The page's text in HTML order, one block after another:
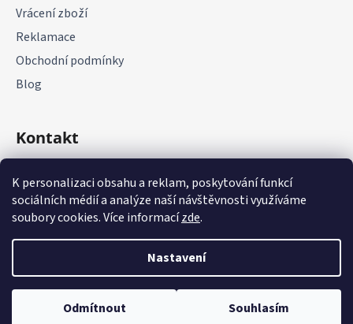
K personalizaci obsahu a reklam, poskytování funkcí
sociálních médií a analýze naší návštěvnosti využíváme
soubory cookies. Více informacízde.
Nastavení
Odmítnout Souhlasím
Vrácení zboží
Reklamace
Obchodní podmínky
Blog
Kontakt
+420 775 177 085
Vytvořil Shoptet
Copyright 2026it-parts.cz
. Všechna práva vyhrazena.